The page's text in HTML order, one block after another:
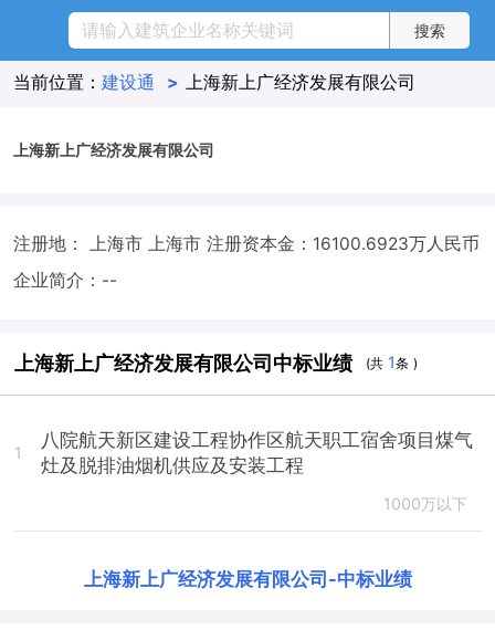
当前位置： 建设通 > 上海新上广经济发展有限公司
上海新上广经济发展有限公司
注册地： 上海市 上海市 注册资本金：16100.6923万人民币
企业简介：--
上海新上广经济发展有限公司中标业绩 (共 1条 )
1
八院航天新区建设工程协作区航天职工宿舍项目煤气
灶及脱排油烟机供应及安装工程
1000万以下
上海新上广经济发展有限公司 -中标业绩